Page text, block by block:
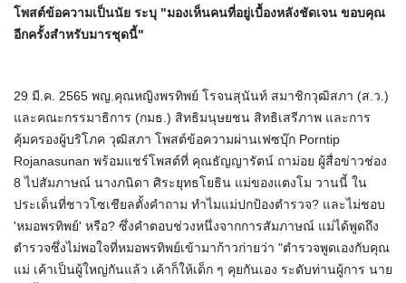
โพสต์ข้อความเป็นนัย ระบุ "มองเห็นคนที่อยู่เบื้องหลังชัดเจน ขอบคุณ
อีกครั้งสำหรับมารชุดนี้"
29 มี.ค. 2565 พญ.คุณหญิงพรทิพย์ โรจนสุนันท์ สมาชิกวุฒิสภา (ส.ว.)
และคณะกรรมาธิการ (กมธ.) สิทธิมนุษยชน สิทธิเสรีภาพ และการ
คุ้มครองผู้บริโภค วุฒิสภา โพสต์ข้อความผ่านเฟซบุ๊ก Porntip
Rojanasunan พร้อมแชร์โพสต์ที่ คุณธัญญารัตน์ ถาม่อย ผู้สื่อข่าวช่อง
8 ไปสัมภาษณ์ นางภนิดา ศิระยุทธโยธิน แม่ของแตงโม วานนี้ ใน
ประเด็นที่ชาวโซเชียลตั้งคำถาม ทำไมแม่ปกป้องตำรวจ? และไม่ชอบ
'หมอพรทิพย์' หรือ? ซึ่งคำตอบช่วงหนึ่งจากการสัมภาษณ์ แม่ได้พูดถึง
ตำรวจซึ่งไม่พอใจที่หมอพรทิพย์เข้ามาก้าวก่ายว่า "ตำรวจพูดเองกับคุณ
แม่ เค้าเป็นผู้ใหญ่กันแล้ว เค้าก็ให้เด็ก ๆ คุยกันเอง ระดับท่านผู้การ นาย